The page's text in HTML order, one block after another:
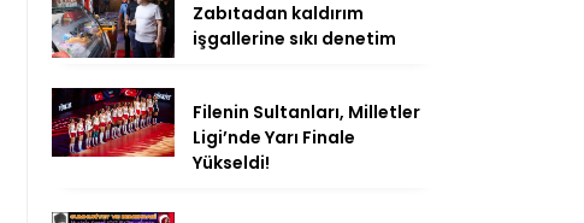
Zabıtadan kaldırım
işgallerine sıkı denetim
Filenin Sultanları, Milletler
Ligi’nde Yarı Finale
Yükseldi!